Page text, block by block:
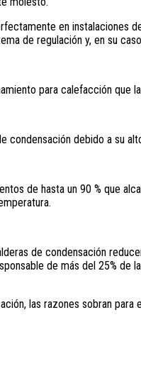
en instalaciones
de regulación y, en su
para calefacción que
debido a su
de hasta un 90 % que
de condensación
de más del 25% de
las razones sobran